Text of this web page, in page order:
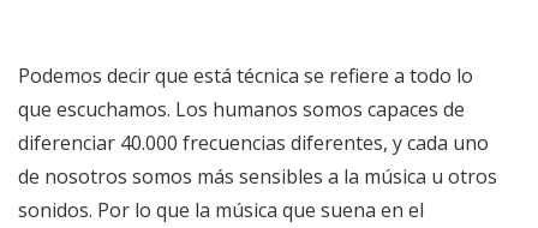
Podemos decir que está técnica se refiere a todo lo
que escuchamos. Los humanos somos capaces de
diferenciar 40.000 frecuencias diferentes, y cada uno
de nosotros somos más sensibles a la música u otros
sonidos. Por lo que la música que suena en el